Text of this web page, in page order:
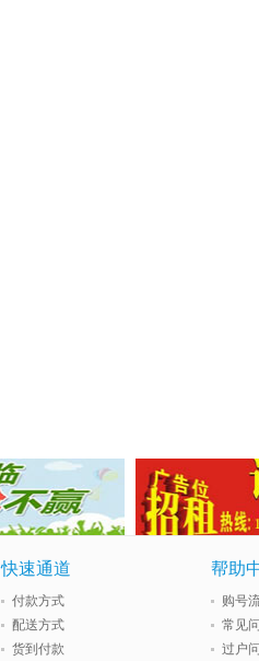
快速通道
付款方式
配送方式
货到付款
帮助
购号
常见
过户